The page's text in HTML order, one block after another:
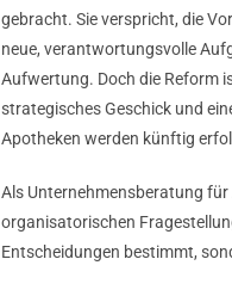
gebracht. Sie verspricht, die
neue, verantwortungsvolle
Aufwertung. Doch die Reform
strategisches Geschick und
Apotheken werden künftig
Als Unternehmensberatung
organisatorischen
Entscheidungen bestimmt,